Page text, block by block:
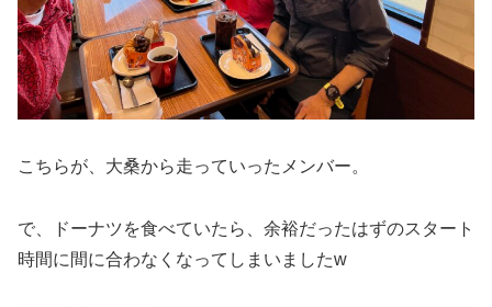
こちらが、大桑から走っていったメンバー。
で、ドーナツを食べていたら、余裕だったはずのスタート
時間に間に合わなくなってしまいましたw